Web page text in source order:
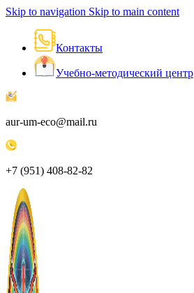
Skip to navigation Skip to main content
Контакты
Учебно-методический центр
aur-um-eco@mail.ru
+7 (951) 408-82-82